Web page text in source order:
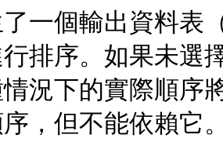
一個輸出資料表
排序。如果未選
況下的實際順序
，但不能依賴它